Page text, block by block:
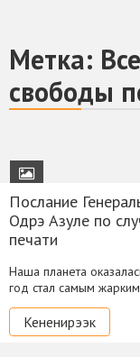
Метка:
свободы
Послание
Одрэ Азуле по
печати
Наша планета
год стал самым
Кененирээк